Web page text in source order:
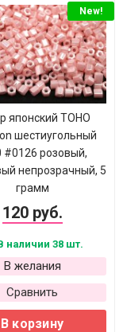
New!
японский TOHO
шестиугольный
#0126 розовый,
непрозрачный, 5
грамм
120 руб.
наличии 38 шт.
В желания
Сравнить
В корзину